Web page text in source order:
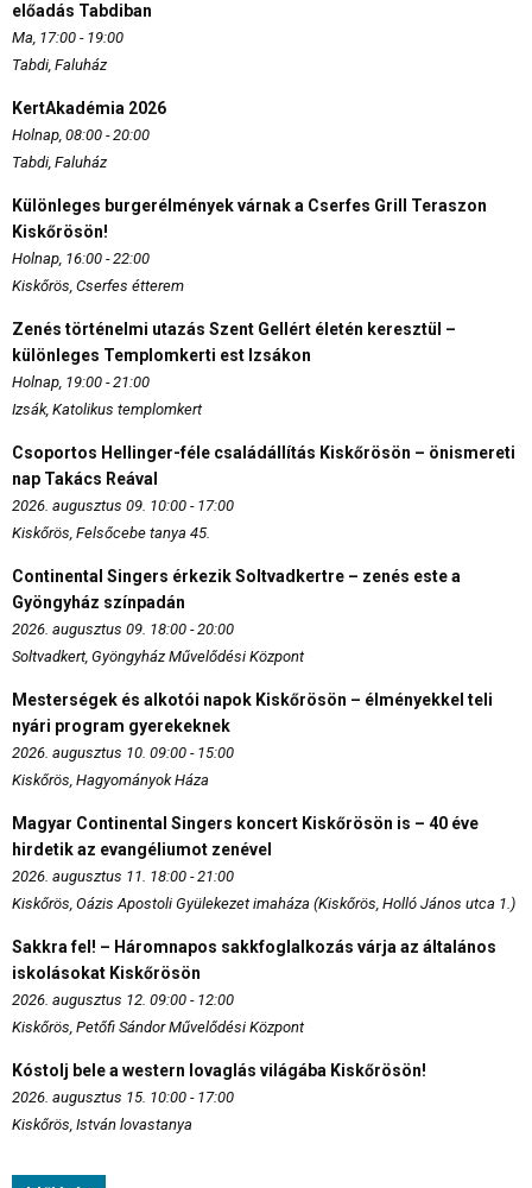
előadás Tabdiban
Ma, 17:00 - 19:00
Tabdi, Faluház
KertAkadémia 2026
Holnap, 08:00 - 20:00
Tabdi, Faluház
Különleges burgerélmények várnak a Cserfes Grill Teraszon
Kiskőrösön!
Holnap, 16:00 - 22:00
Kiskőrös, Cserfes étterem
Zenés történelmi utazás Szent Gellért életén keresztül –
különleges Templomkerti est Izsákon
Holnap, 19:00 - 21:00
Izsák, Katolikus templomkert
Csoportos Hellinger-féle családállítás Kiskőrösön – önismereti
nap Takács Reával
2026. augusztus 09. 10:00 - 17:00
Kiskőrös, Felsőcebe tanya 45.
Continental Singers érkezik Soltvadkertre – zenés este a
Gyöngyház színpadán
2026. augusztus 09. 18:00 - 20:00
Soltvadkert, Gyöngyház Művelődési Központ
Mesterségek és alkotói napok Kiskőrösön – élményekkel teli
nyári program gyerekeknek
2026. augusztus 10. 09:00 - 15:00
Kiskőrös, Hagyományok Háza
Magyar Continental Singers koncert Kiskőrösön is – 40 éve
hirdetik az evangéliumot zenével
2026. augusztus 11. 18:00 - 21:00
Kiskőrös, Oázis Apostoli Gyülekezet imaháza (Kiskőrös, Holló János utca 1.)
Sakkra fel! – Háromnapos sakkfoglalkozás várja az általános
iskolásokat Kiskőrösön
2026. augusztus 12. 09:00 - 12:00
Kiskőrös, Petőfi Sándor Művelődési Központ
Kóstolj bele a western lovaglás világába Kiskőrösön!
2026. augusztus 15. 10:00 - 17:00
Kiskőrös, István lovastanya